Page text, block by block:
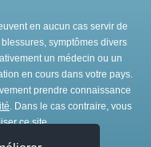
en aucun cas servir de
symptômes divers
un médecin ou un
en cours dans votre pays.
prendre connaissance
. Dans le cas contraire, vous
ce site.